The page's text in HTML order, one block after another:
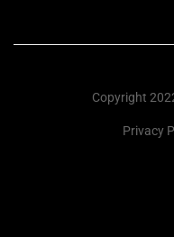
Copyright
Privacy